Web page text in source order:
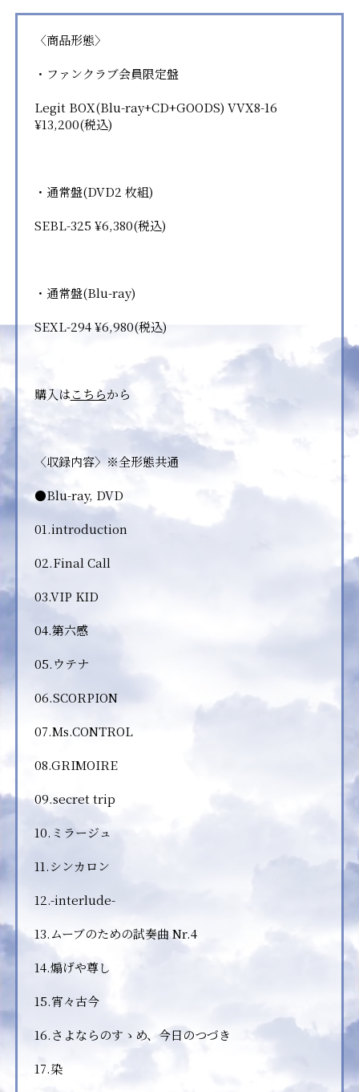
〈商品形態〉
・ファンクラブ会員限定盤
Legit BOX(Blu-ray+CD+GOODS) VVX8-16
¥13,200(税込)
・通常盤(DVD2 枚組)
SEBL-325 ¥6,380(税込)
・通常盤(Blu-ray)
SEXL-294 ¥6,980(税込)
購入はこちらから
〈収録内容〉※全形態共通
●Blu-ray, DVD
01.introduction
02.Final Call
03.VIP KID
04.第六感
05.ウテナ
06.SCORPION
07.Ms.CONTROL
08.GRIMOIRE
09.secret trip
10.ミラージュ
11.シンカロン
12.-interlude-
13.ムーブのための試奏曲 Nr.4
14.煽げや尊し
15.宵々古今
16.さよならのすゝめ、今日のつづき
17.染